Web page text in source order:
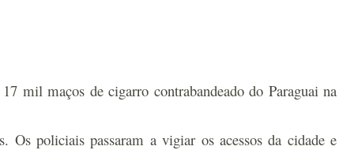
mil maços de cigarro contrabandeado do Paraguai na
Os policiais passaram a vigiar os acessos da cidade e